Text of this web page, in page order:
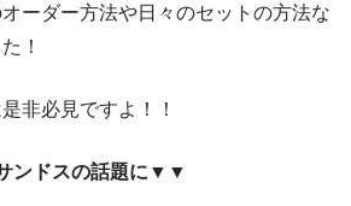
ーダー方法や日々のセットの方法な
！
非必見ですよ！！
ンドスの話題に▼▼